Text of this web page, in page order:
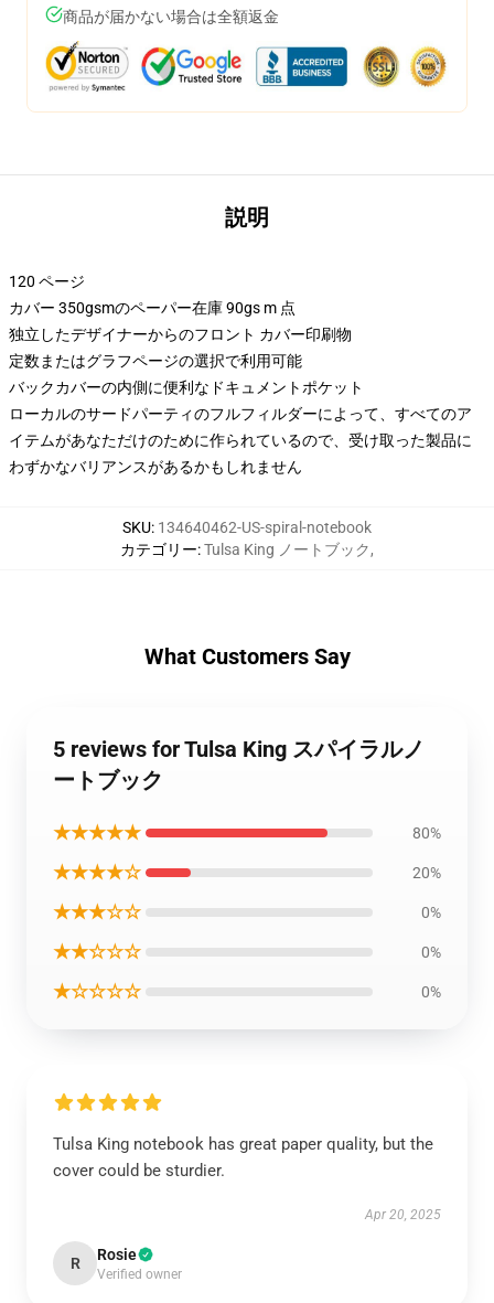
商品が届かない場合は全額返金
説明
120 ページ
カバー 350gsmのペーパー在庫 90gs m 点
独立したデザイナーからのフロント カバー印刷物
定数またはグラフページの選択で利用可能
バックカバーの内側に便利なドキュメントポケット
ローカルのサードパーティのフルフィルダーによって、すべてのア
イテムがあなただけのために作られているので、受け取った製品に
わずかなバリアンスがあるかもしれません
SKU: 134640462-US-spiral-notebook
カテゴリー:Tulsa King ノートブック,
What Customers Say
5 reviews for Tulsa King スパイラルノ
ートブック
★★★★★ 80%
★★★★☆ 20%
★★★☆☆ 0%
★★☆☆☆ 0%
★☆☆☆☆ 0%
Tulsa King notebook has great paper quality, but the
cover could be sturdier.
Apr 20, 2025
R Rosie
Verified owner